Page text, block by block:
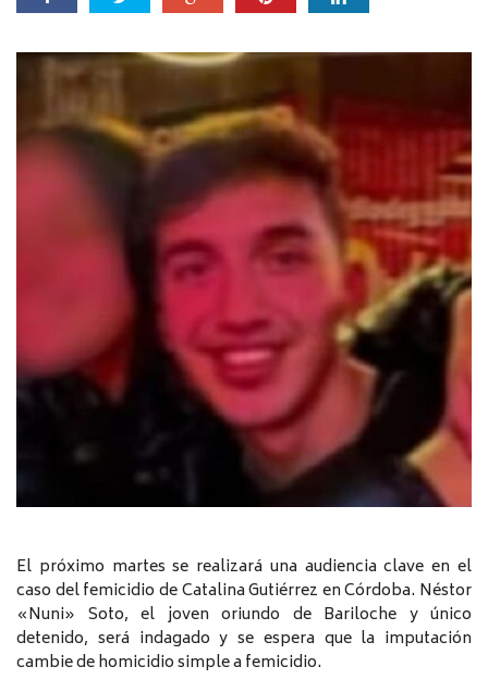
El próximo martes se realizará una audiencia clave en el
caso del femicidio de Catalina Gutiérrez en Córdoba. Néstor
«Nuni» Soto, el joven oriundo de Bariloche y único
detenido, será indagado y se espera que la imputación
cambie de homicidio simple a femicidio.